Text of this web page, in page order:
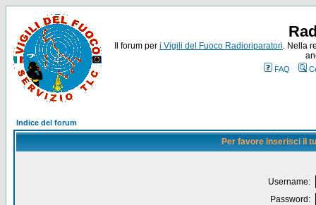
Il forum per i Vigili del Fuoco Radioriparatori. Nella
FAQ
Indice del forum
Per favore inserisci il
Username:
Password: